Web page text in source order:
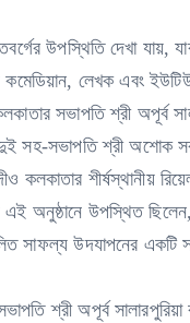
উপস্থিতি দেখা যায়,
কমেডিয়ান, লেখক এবং
সভাপতি শ্রী অপূর্ব
সহ-সভাপতি শ্রী অশোক
কলকাতার শীর্ষস্থানীয়
এই অনুষ্ঠানে উপস্থিত ছিলেন,
সাফল্য উদযাপনের একটি
শ্রী অপূর্ব